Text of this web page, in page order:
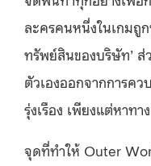
ละครคนหนึ่งในเกมถู
ทรัพย์สินของบริษัท’
ตัวเองออกจากการค
รุ่งเรือง เพียงแต่หาท
จุดที่ทำให้ Outer